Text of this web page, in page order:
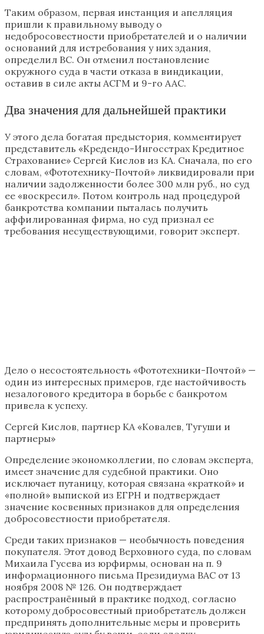
Таким образом, первая инстанция и апелляция
пришли к правильному выводу о
недобросовестности приобретателей и о наличии
оснований для истребования у них здания,
определил ВС. Он отменил постановление
окружного суда в части отказа в виндикации,
оставив в силе акты АСГМ и 9-го ААС.
Два значения для дальнейшей практики
У этого дела богатая предыстория, комментирует
представитель «Кредендо-Ингосстрах Кредитное
Страхование» Сергей Кислов из КА. Сначала, по его
словам, «Фототехнику-Почтой» ликвидировали при
наличии задолженности более 300 млн руб., но суд
ее «воскресил». Потом контроль над процедурой
банкротства компании пыталась получить
аффилированная фирма, но суд признал ее
требования несуществующими, говорит эксперт.
Дело о несостоятельность «Фототехники-Почтой» —
один из интересных примеров, где настойчивость
незалогового кредитора в борьбе с банкротом
привела к успеху.
Сергей Кислов, партнер КА «Ковалев, Тугуши и
партнеры»
Определение экономколлегии, по словам эксперта,
имеет значение для судебной практики. Оно
исключает путаницу, которая связана «краткой» и
«полной» выпиской из ЕГРН и подтверждает
значение косвенных признаков для определения
добросовестности приобретателя.
Среди таких признаков — необычность поведения
покупателя. Этот довод Верховного суда, по словам
Михаила Гусева из юрфирмы, основан на п. 9
информационного письма Президиума ВАС от 13
ноября 2008 № 126. Он подтверждает
распространённый в практике подход, согласно
которому добросовестный приобретатель должен
предпринять дополнительные меры и проверить